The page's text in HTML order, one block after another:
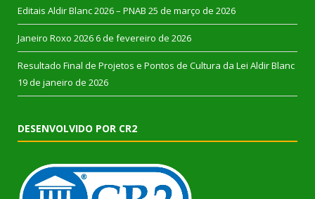
Editais Aldir Blanc 2026 – PNAB 25 de março de 2026
Janeiro Roxo 2026 6 de fevereiro de 2026
Resultado Final de Projetos e Pontos de Cultura da Lei Aldir Blanc
19 de janeiro de 2026
DESENVOLVIDO POR CR2